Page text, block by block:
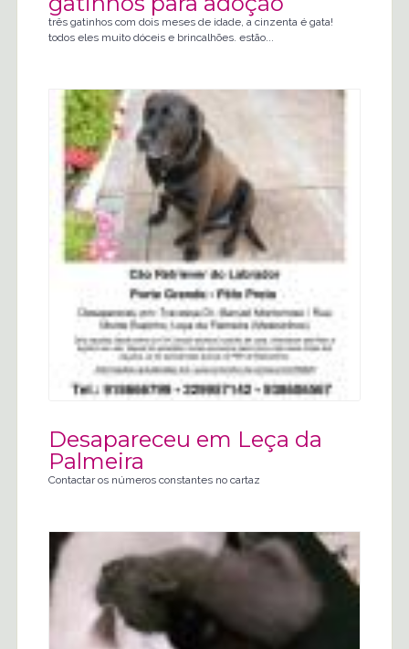
três gatinhos com dois meses de idade, a cinzenta é gata!
todos eles muito dóceis e brincalhões. estão...
Desapareceu em Leça da
Palmeira
Contactar os números constantes no cartaz